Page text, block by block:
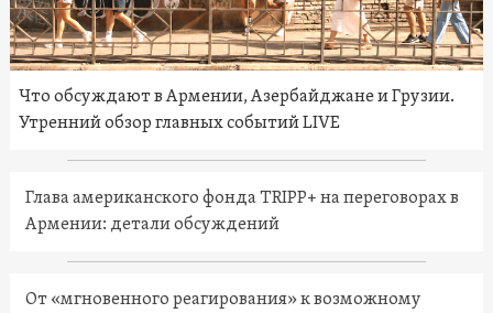
Что обсуждают в Армении, Азербайджане и Грузии.
Утренний обзор главных событий LIVE
Глава американского фонда TRIPP+ на переговорах в
Армении: детали обсуждений
От «мгновенного реагирования» к возможному